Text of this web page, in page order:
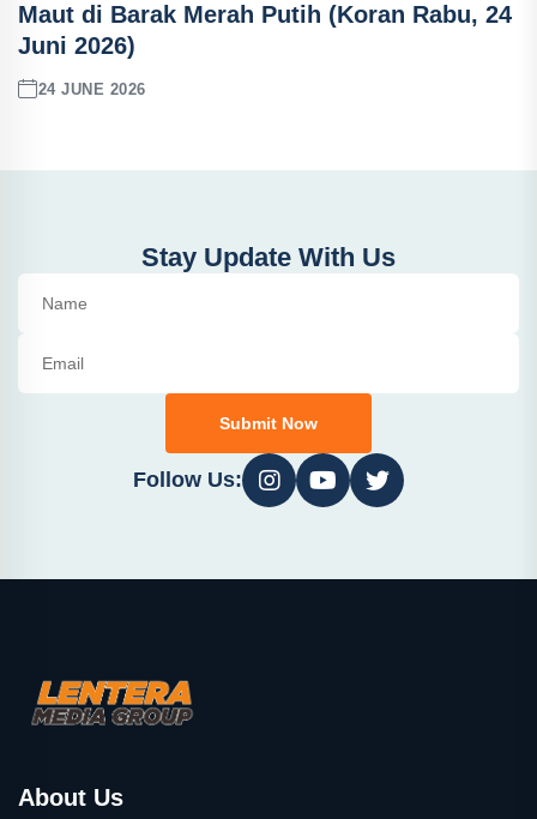
Maut di Barak Merah Putih (Koran Rabu, 24
Juni 2026)
24 JUNE 2026
Stay Update With Us
Submit Now
Follow Us:
About Us